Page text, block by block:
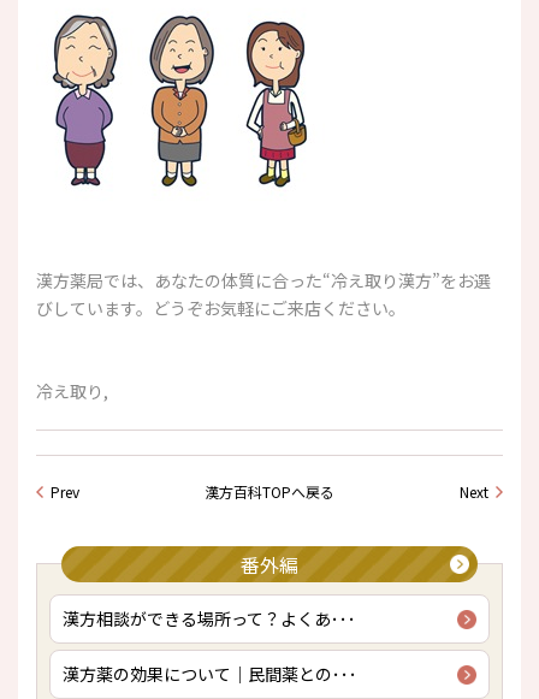
漢方薬局では、あなたの体質に合った“冷え取り漢方”をお選
びしています。どうぞお気軽にご来店ください。
冷え取り,
Prev 漢方百科TOPへ戻る Next
番外編
漢方相談ができる場所って？よくあ･･･
漢方薬の効果について｜民間薬との･･･